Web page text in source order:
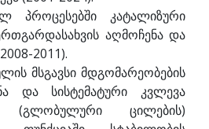
კატალიზური
აღმოჩენა და
2011).
მსგავსი მდგომარეობების
და სისტემატური კვლევა
(გლობულური ცილების)